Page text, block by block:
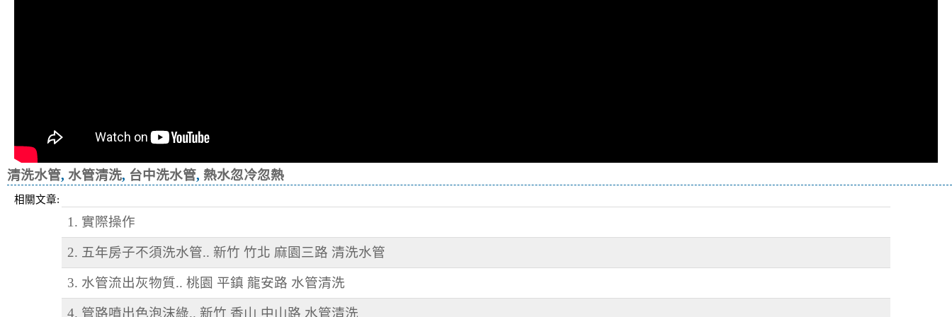
清洗水管, 水管清洗, 台中洗水管, 熱水忽冷忽熱
相關文章:
1. 實際操作
2. 五年房子不須洗水管.. 新竹 竹北 麻園三路 清洗水管
3. 水管流出灰物質.. 桃園 平鎮 龍安路 水管清洗
4. 管路噴出色泡沫綠.. 新竹 香山 中山路 水管清洗